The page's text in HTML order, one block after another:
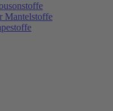
Mantelstoffe